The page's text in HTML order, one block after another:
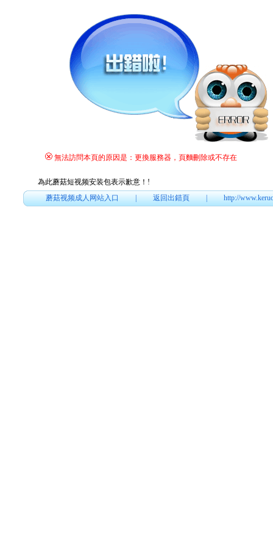
無法訪問本頁的原因是：更換服務器，頁麵刪除或不存在
為此蘑菇短视频安装包表示歉意！ !
蘑菇视频成人网站入口|返回出錯頁|http://